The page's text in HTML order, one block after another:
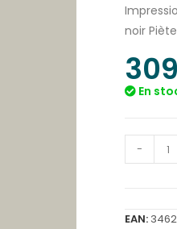
noir
En
-
EAN: